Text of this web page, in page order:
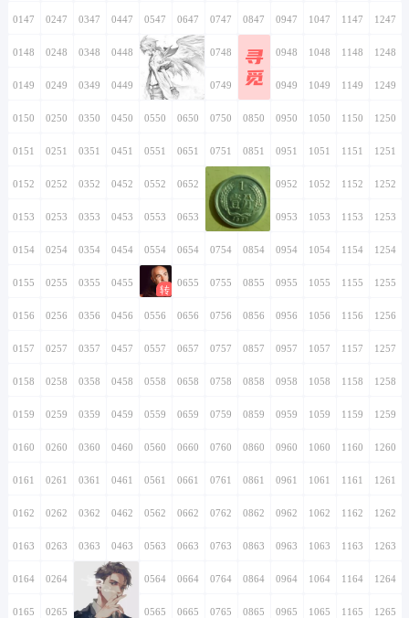
0147 0247 0347 0447 0547 0647 0747 0847 0947 1047 1147 1247
0148 0248 0348 0448 0548 0648 0748 0848
寻
觅
0948 1048 1148 1248
0149 0249 0349 0449 0549 0649 0749 0849 0949 1049 1149 1249
0150 0250 0350 0450 0550 0650 0750 0850 0950 1050 1150 1250
0151 0251 0351 0451 0551 0651 0751 0851 0951 1051 1151 1251
0152 0252 0352 0452 0552 0652 0752 0852 0952 1052 1152 1252
0153 0253 0353 0453 0553 0653 0753 0853 0953 1053 1153 1253
0154 0254 0354 0454 0554 0654 0754 0854 0954 1054 1154 1254
0155 0255 0355 0455 0555 0655 0755 0855 0955 1055 1155 1255
0156 0256 0356 0456 0556 0656 0756 0856 0956 1056 1156 1256
0157 0257 0357 0457 0557 0657 0757 0857 0957 1057 1157 1257
0158 0258 0358 0458 0558 0658 0758 0858 0958 1058 1158 1258
0159 0259 0359 0459 0559 0659 0759 0859 0959 1059 1159 1259
0160 0260 0360 0460 0560 0660 0760 0860 0960 1060 1160 1260
0161 0261 0361 0461 0561 0661 0761 0861 0961 1061 1161 1261
0162 0262 0362 0462 0562 0662 0762 0862 0962 1062 1162 1262
0163 0263 0363 0463 0563 0663 0763 0863 0963 1063 1163 1263
0164 0264 0364 0464 0564 0664 0764 0864 0964 1064 1164 1264
0165 0265 0365 0465 0565 0665 0765 0865 0965 1065 1165 1265